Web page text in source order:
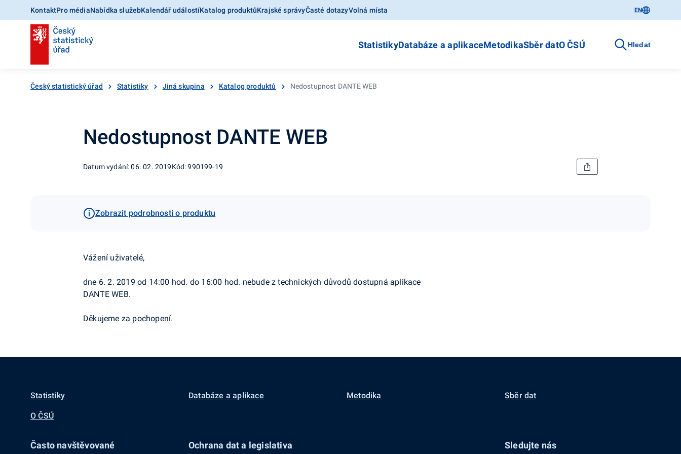
KontaktPro médiaNabídka služebKalendář událostíKatalog produktůKrajské správyČasté dotazyVolná místa EN
StatistikyDatabáze a aplikaceMetodikaSběr datO ČSÚ Hledat
Český statistický úřad Statistiky Jiná skupina Katalog produktů Nedostupnost DANTE WEB
Nedostupnost DANTE WEB
Datum vydání: 06. 02. 2019Kód: 990199-19
Zobrazit podrobnosti o produktu
Vážení uživatelé,
dne 6. 2. 2019 od 14:00 hod. do 16:00 hod. nebude z technických důvodů dostupná aplikace
DANTE WEB.
Děkujeme za pochopení.
Statistiky Databáze a aplikace Metodika Sběr dat
O ČSÚ
Často navštěvované Ochrana dat a legislativa Sledujte nás